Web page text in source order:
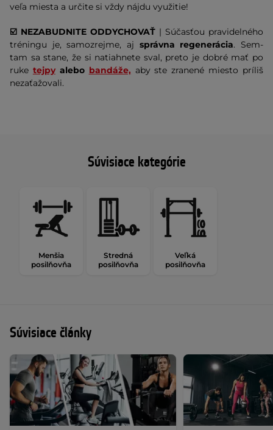
veľa miesta a určite si vždy nájdu využitie!
☑️ NEZABUDNITE ODDYCHOVAŤ | Súčasťou pravidelného
tréningu je, samozrejme, aj správna regenerácia. Sem-
tam sa stane, že si natiahnete sval, preto je dobré mať po
ruke tejpyalebo bandáže, aby ste zranené miesto príliš
nezaťažovali.
Súvisiace kategórie
Menšia
posilňovňa
Stredná
posilňovňa
Veľká
posilňovňa
Súvisiace články